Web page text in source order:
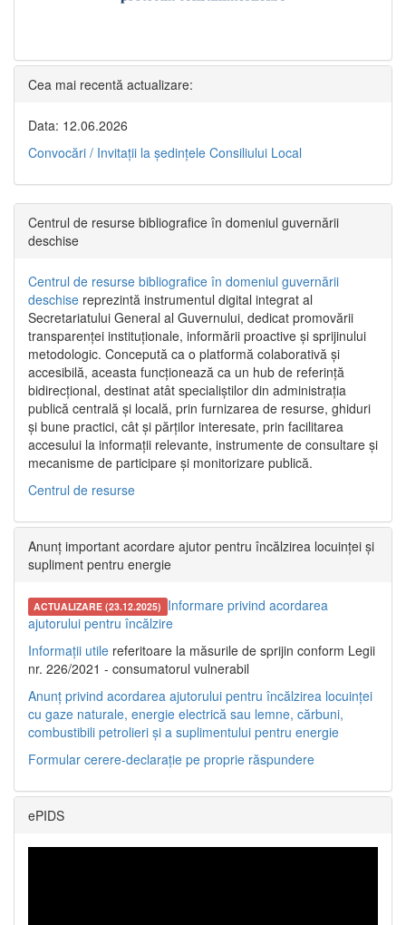
Cea mai recentă actualizare:
Data: 12.06.2026
Convocări / Invitaţii la şedinţele Consiliului Local
Centrul de resurse bibliografice în domeniul guvernării
deschise
Centrul de resurse bibliografice în domeniul guvernării
deschise reprezintă instrumentul digital integrat al
Secretariatului General al Guvernului, dedicat promovării
transparenței instituționale, informării proactive și sprijinului
metodologic. Concepută ca o platformă colaborativă și
accesibilă, aceasta funcționează ca un hub de referință
bidirecțional, destinat atât specialiștilor din administrația
publică centrală și locală, prin furnizarea de resurse, ghiduri
și bune practici, cât și părților interesate, prin facilitarea
accesului la informații relevante, instrumente de consultare și
mecanisme de participare și monitorizare publică.
Centrul de resurse
Anunț important acordare ajutor pentru încălzirea locuinței și
supliment pentru energie
ACTUALIZARE (23.12.2025) Informare privind acordarea
ajutorului pentru încălzire
Informații utile referitoare la măsurile de sprijin conform Legii
nr. 226/2021 - consumatorul vulnerabil
Anunț privind acordarea ajutorului pentru încălzirea locuinței
cu gaze naturale, energie electrică sau lemne, cărbuni,
combustibili petrolieri și a suplimentului pentru energie
Formular cerere-declarație pe proprie răspundere
ePIDS